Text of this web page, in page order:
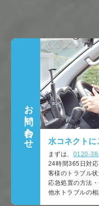
お問い合わせ 水コネクトに
まずは、 0120-
24時間365日対
客様のトラブル
応急処置の方法
他水トラブルの